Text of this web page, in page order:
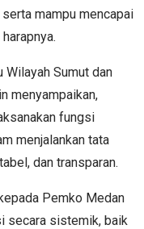
mampu mencapai
Wilayah Sumut dan
menyampaikan,
fungsi
menjalankan tata
dan transparan.
Pemko Medan
secara sistemik, baik